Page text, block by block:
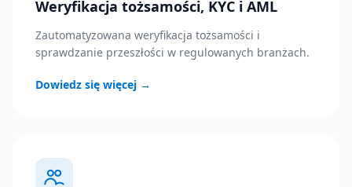
Weryfikacja tożsamości, KYC i AML
Zautomatyzowana weryfikacja tożsamości i
sprawdzanie przeszłości w regulowanych branżach.
Dowiedz się więcej →